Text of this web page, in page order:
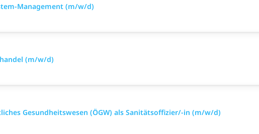
Management (m/w/d)
(m/w/d)
Gesundheitswesen (ÖGW) als Sanitätsoffizier/-in (m/w/d)